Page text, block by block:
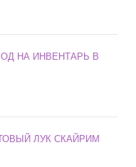
НА ИНВЕНТАРЬ В
ЛУК СКАЙРИМ